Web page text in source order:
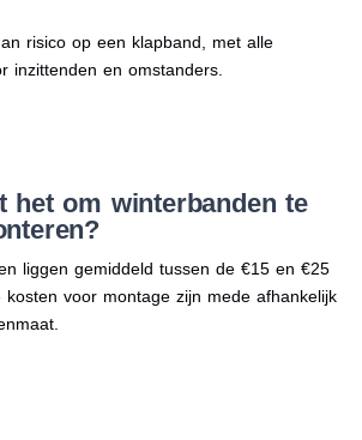
risico op een klapband, met alle
inzittenden en omstanders.
het om winterbanden te
liggen gemiddeld tussen de €15 en €25
kosten voor montage zijn mede afhankelijk